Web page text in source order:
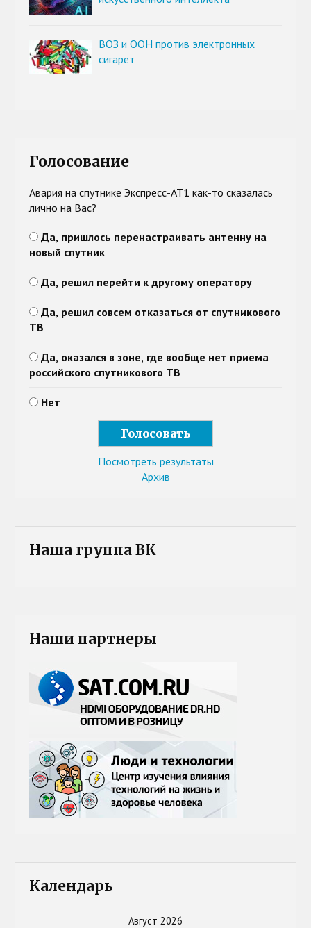
ВОЗ и ООН против электронных
сигарет
Голосование
Авария на спутнике Экспресс-АТ1 как-то сказалась
лично на Вас?
Да, пришлось перенастраивать антенну на
новый спутник
Да, решил перейти к другому оператору
Да, решил совсем отказаться от спутникового
ТВ
Да, оказался в зоне, где вообще нет приема
российского спутникового ТВ
Нет
Посмотреть результаты
Архив
Наша группа ВК
Наши партнеры
Календарь
Август 2026